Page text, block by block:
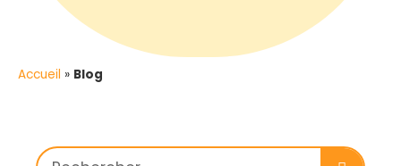
Accueil » Blog